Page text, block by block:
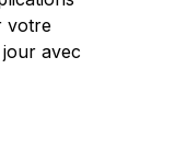
votre
jour avec